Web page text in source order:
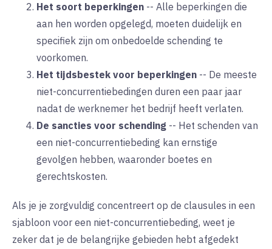
Het soort beperkingen -- Alle beperkingen die
aan hen worden opgelegd, moeten duidelijk en
specifiek zijn om onbedoelde schending te
voorkomen.
Het tijdsbestek voor beperkingen -- De meeste
niet-concurrentiebedingen duren een paar jaar
nadat de werknemer het bedrijf heeft verlaten.
De sancties voor schending -- Het schenden van
een niet-concurrentiebeding kan ernstige
gevolgen hebben, waaronder boetes en
gerechtskosten.
Als je je zorgvuldig concentreert op de clausules in een
sjabloon voor een niet-concurrentiebeding, weet je
zeker dat je de belangrijke gebieden hebt afgedekt